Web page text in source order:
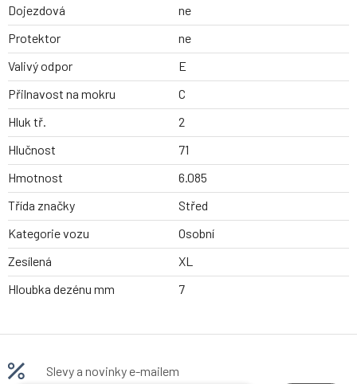
Dojezdová
ne
Protektor
ne
Valivý odpor
E
Přilnavost na mokru
C
Hluk tř.
2
Hlučnost
71
Hmotnost
6.085
Třída značky
Střed
Kategorie vozu
Osobní
Zesílená
XL
Hloubka dezénu mm
7
Slevy a novinky e-mailem